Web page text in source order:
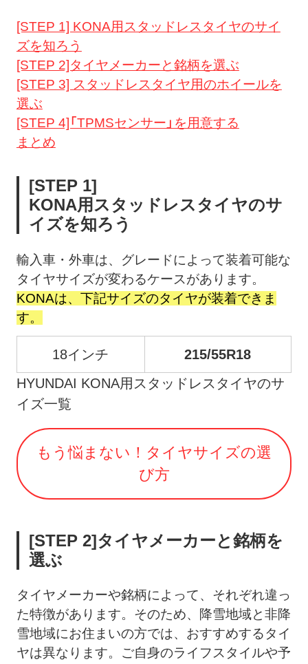
[STEP 1] KONA用スタッドレスタイヤのサイ
ズを知ろう
[STEP 2]タイヤメーカーと銘柄を選ぶ
[STEP 3] スタッドレスタイヤ用のホイールを
選ぶ
[STEP 4]「TPMSセンサー」を用意する
まとめ
[STEP 1]
KONA用スタッドレスタイヤのサ
イズを知ろう
輸入車・外車は、グレードによって装着可能な
タイヤサイズが変わるケースがあります。
KONAは、下記サイズのタイヤが装着できま
す。
18インチ
215/55R18
HYUNDAI KONA用スタッドレスタイヤのサ
イズ一覧
もう悩まない！タイヤサイズの選
び方
[STEP 2]タイヤメーカーと銘柄を
選ぶ
タイヤメーカーや銘柄によって、それぞれ違っ
た特徴があります。そのため、降雪地域と非降
雪地域にお住まいの方では、おすすめするタイ
ヤは異なります。ご自身のライフスタイルや予